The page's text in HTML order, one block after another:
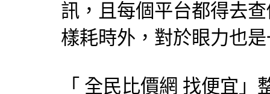
訊，且每個平台都得去
樣耗時外，對於眼力也
「 全民比價網 找便宜」